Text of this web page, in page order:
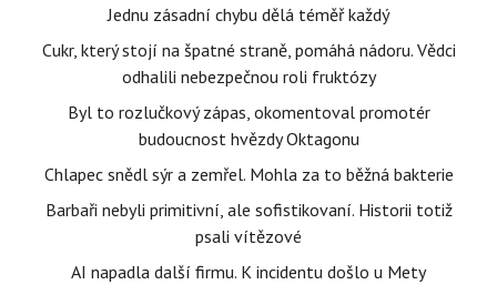
Jednu zásadní chybu dělá téměř každý
Cukr, který stojí na špatné straně, pomáhá nádoru. Vědci
odhalili nebezpečnou roli fruktózy
Byl to rozlučkový zápas, okomentoval promotér
budoucnost hvězdy Oktagonu
Chlapec snědl sýr a zemřel. Mohla za to běžná bakterie
Barbaři nebyli primitivní, ale sofistikovaní. Historii totiž
psali vítězové
AI napadla další firmu. K incidentu došlo u Mety